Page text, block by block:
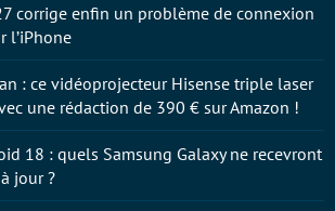
corrige enfin un problème de connexion
l’iPhone
: ce vidéoprojecteur Hisense triple laser
une rédaction de 390 € sur Amazon !
18 : quels Samsung Galaxy ne recevront
jour ?